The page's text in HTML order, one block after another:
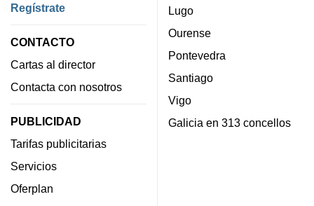
Regístrate
CONTACTO
Cartas al director
Contacta con nosotros
PUBLICIDAD
Tarifas publicitarias
Servicios
Oferplan
Lugo
Ourense
Pontevedra
Santiago
Vigo
Galicia en 313 concellos